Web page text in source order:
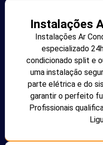
Instalações
Instalações Ar
especializado
condicionado split e
uma instalação
parte elétrica e do
garantir o perfeito
Profissionais